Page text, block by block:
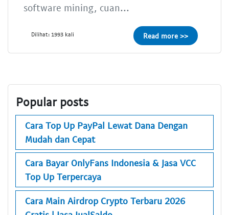
software mining, cuan...
Dilihat: 1993 kali Read more >>
Popular posts
Cara Top Up PayPal Lewat Dana Dengan
Mudah dan Cepat
Cara Bayar OnlyFans Indonesia & Jasa VCC
Top Up Terpercaya
Cara Main Airdrop Crypto Terbaru 2026